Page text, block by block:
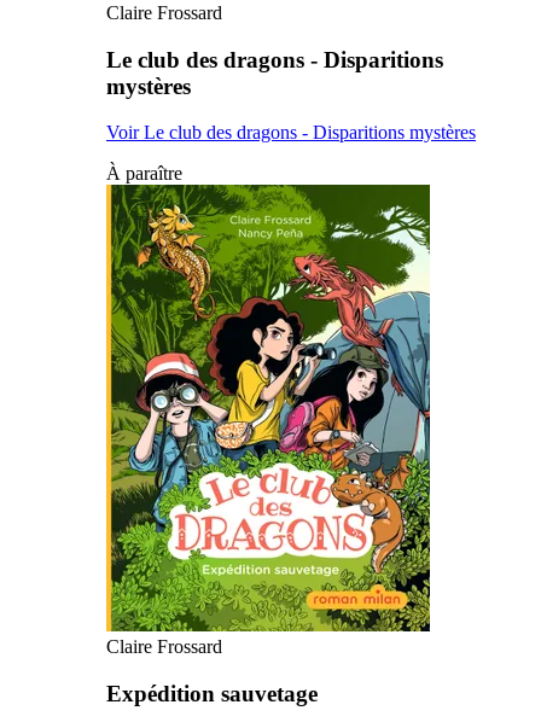
Claire Frossard
Le club des dragons - Disparitions
mystères
Voir Le club des dragons - Disparitions mystères
À paraître
Claire Frossard
Expédition sauvetage